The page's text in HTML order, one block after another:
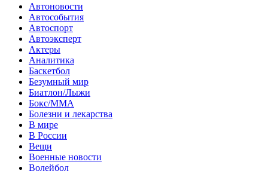
Автоновости
Автособытия
Автоспорт
Автоэксперт
Актеры
Аналитика
Баскетбол
Безумный мир
Биатлон/Лыжи
Бокс/MMA
Болезни и лекарства
В мире
В России
Вещи
Военные новости
Волейбол